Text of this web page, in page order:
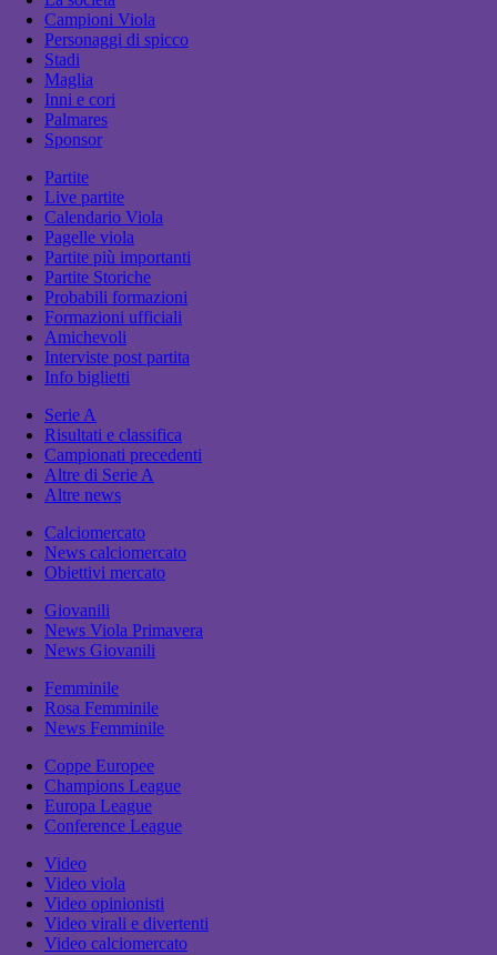
Campioni Viola
Personaggi di spicco
Stadi
Maglia
Inni e cori
Palmares
Sponsor
Partite
Live partite
Calendario Viola
Pagelle viola
Partite più importanti
Partite Storiche
Probabili formazioni
Formazioni ufficiali
Amichevoli
Interviste post partita
Info biglietti
Serie A
Risultati e classifica
Campionati precedenti
Altre di Serie A
Altre news
Calciomercato
News calciomercato
Obiettivi mercato
Giovanili
News Viola Primavera
News Giovanili
Femminile
Rosa Femminile
News Femminile
Coppe Europee
Champions League
Europa League
Conference League
Video
Video viola
Video opinionisti
Video virali e divertenti
Video calciomercato